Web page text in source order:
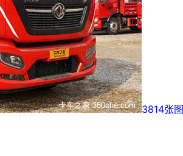
3814张图